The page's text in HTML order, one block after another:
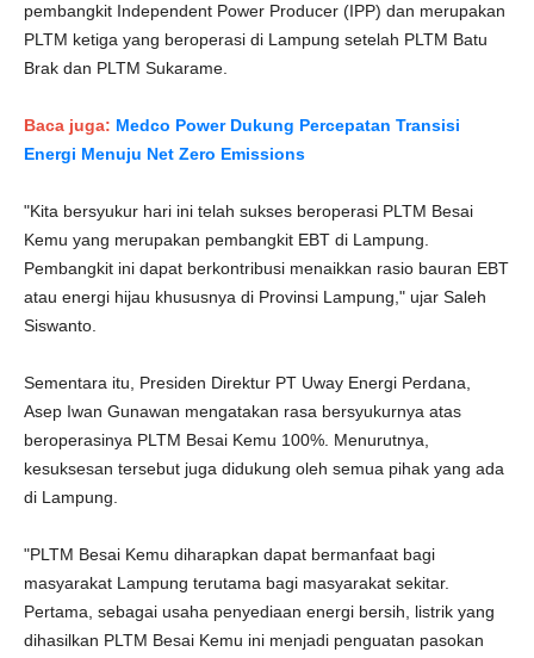
pembangkit Independent Power Producer (IPP) dan merupakan
PLTM ketiga yang beroperasi di Lampung setelah PLTM Batu
Brak dan PLTM Sukarame.
Baca juga: Medco Power Dukung Percepatan Transisi
Energi Menuju Net Zero Emissions
"Kita bersyukur hari ini telah sukses beroperasi PLTM Besai
Kemu yang merupakan pembangkit EBT di Lampung.
Pembangkit ini dapat berkontribusi menaikkan rasio bauran EBT
atau energi hijau khususnya di Provinsi Lampung," ujar Saleh
Siswanto.
Sementara itu, Presiden Direktur PT Uway Energi Perdana,
Asep Iwan Gunawan mengatakan rasa bersyukurnya atas
beroperasinya PLTM Besai Kemu 100%. Menurutnya,
kesuksesan tersebut juga didukung oleh semua pihak yang ada
di Lampung.
"PLTM Besai Kemu diharapkan dapat bermanfaat bagi
masyarakat Lampung terutama bagi masyarakat sekitar.
Pertama, sebagai usaha penyediaan energi bersih, listrik yang
dihasilkan PLTM Besai Kemu ini menjadi penguatan pasokan